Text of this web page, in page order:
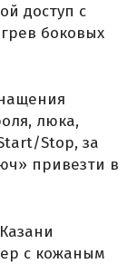
доступ с
боковых
люка,
Stop, за
привезти в
с кожаным